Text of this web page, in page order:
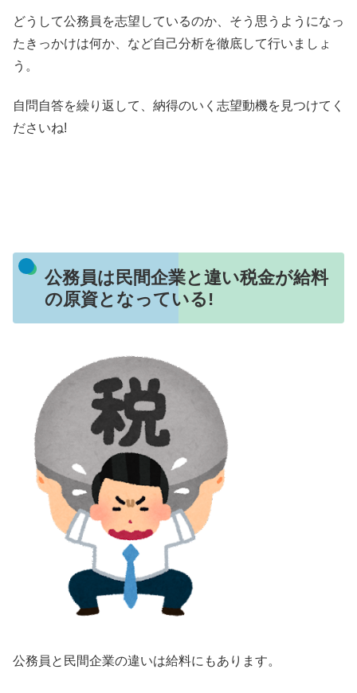
どうして公務員を志望しているのか、そう思うようになっ
たきっかけは何か、など自己分析を徹底して行いましょ
う。
自問自答を繰り返して、納得のいく志望動機を見つけてく
ださいね!
公務員は民間企業と違い税金が給料
の原資となっている!
公務員と民間企業の違いは給料にもあります。